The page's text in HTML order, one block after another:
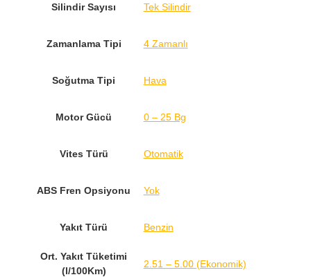
Silindir Sayısı Tek Silindir
Zamanlama Tipi 4 Zamanlı
Soğutma Tipi Hava
Motor Gücü 0 – 25 Bg
Vites Türü Otomatik
ABS Fren Opsiyonu Yok
Yakıt Türü Benzin
Ort. Yakıt Tüketimi
(l/100Km)
2.51 – 5.00 (Ekonomik)